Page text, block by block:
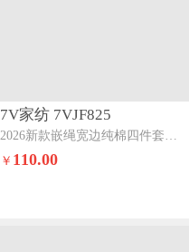
7V家纺 7VJF825
2026新款嵌绳宽边纯棉四件套13376全棉小清新喷气宽幅长绒棉被套床单床笠套件华丽绽放
￥ 110.00